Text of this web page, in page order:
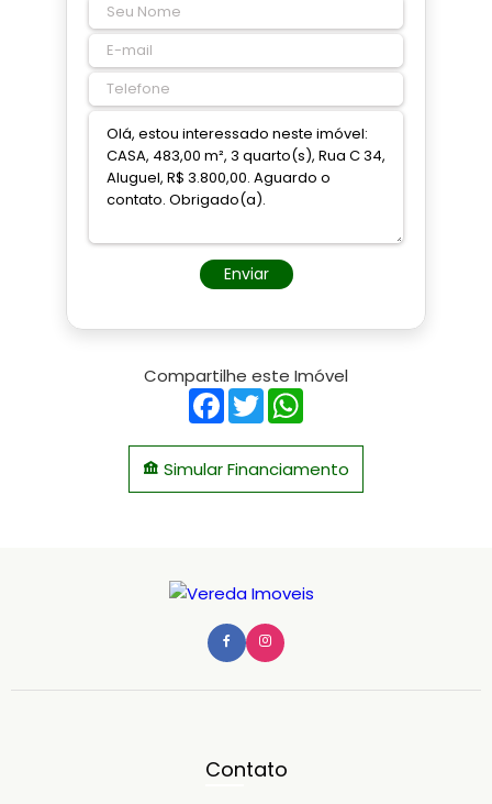
Enviar
Compartilhe este Imóvel
Facebook
Twitter
Simular Financiamento
Contato